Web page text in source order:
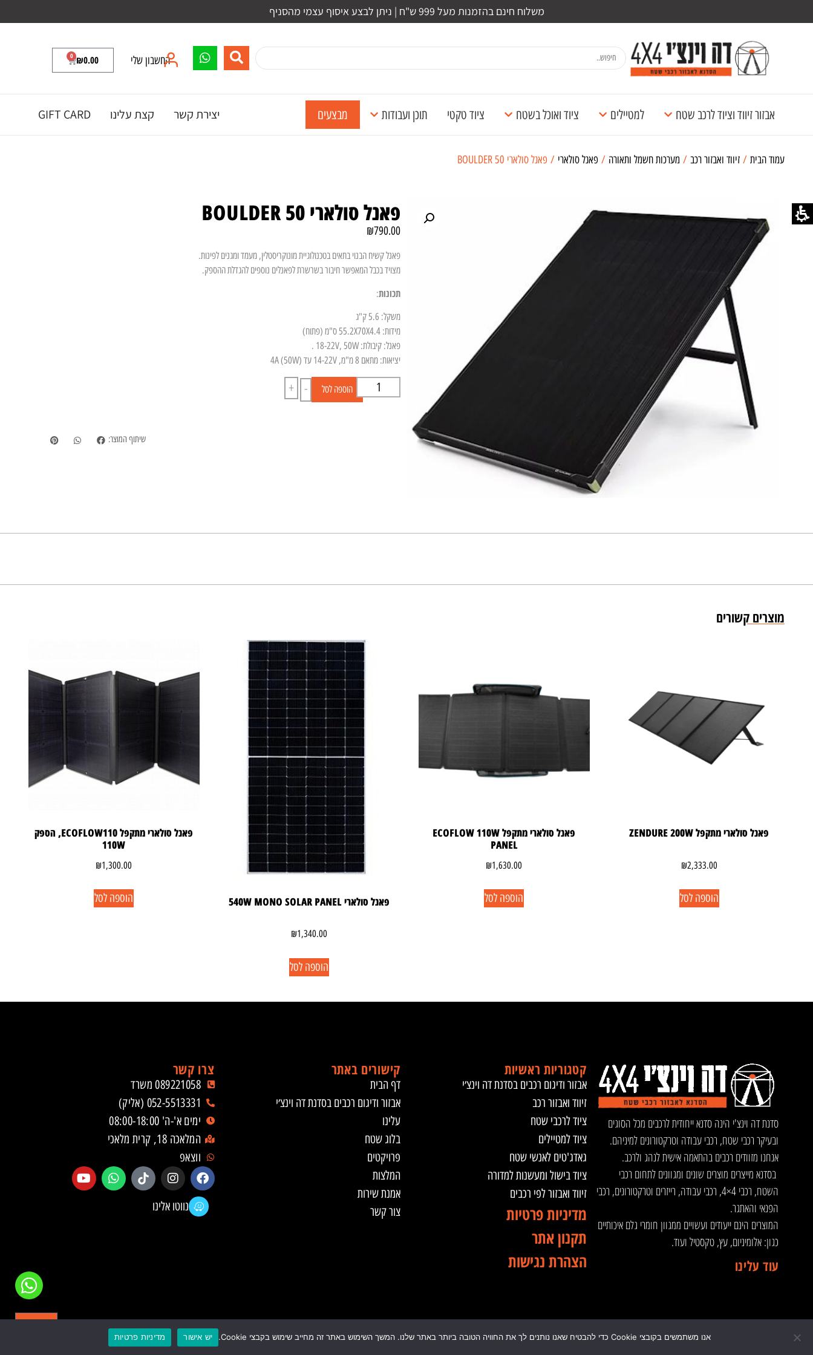
משלוח חינם בהזמנות מעל 999 ש"ח | ניתן לבצע איסוף עצמי מהסניף
החשבון שלי ₪0.00
0
אבזור זיווד וציוד לרכב שטח למטיילים ציוד ואוכל בשטח ציוד טקטי תוכן ועבודות מבצעים יצירת קשר קצת עלינו GIFT CARD
עמוד הבית / זיווד ואבזור רכב / מערכות חשמל ותאורה / פאנל סולארי / פאנל סולארי BOULDER 50
פאנל סולארי BOULDER 50
₪790.00
פאנל קשיח הבנוי בתאים בטכנולוגיית מונוקריסטלין, מעמד ומגנים לפינות.
מצויד בכבל המאפשר חיבור בשרשרת לפאנלים נוספים להגדלת ההספק.
תכונות:
משקל: 5.6 ק"ג
מידות: 55.2X70X4.4 ס"מ (פתוח)
פאנל: קיבולת: 18-22V, 50W .
יציאות: מתאם 8 מ"מ, 14-22V עד (4A (50W
-
+ הוספה לסל
שיתוף המוצר:
מוצרים קשורים
פאנל סולארי מתקפל ZENDURE 200W
₪2,333.00
הוספה לסל
פאנל סולארי מתקפל ECOFLOW 110W
PANEL
₪1,630.00
הוספה לסל פאנל סולארי 540W MONO SOLAR PANEL
₪1,340.00
הוספה לסל
פאנל סולארי מתקפל ECOFLOW110, הספק
110W
₪1,300.00
הוספה לסל
סדנת דה וינצ'י הינה סדנא ייחודית לרכבים מכל הסוגים
ובעיקר רכבי שטח, רכבי עבודה וטרקטורונים למיניהם.
אנחנו מזוודים רכבים בהתאמה אישית לנהג ולרכב.
בסדנא מייצרים מוצרים שונים ומגוונים לתחום רכבי
השטח, רכבי 4×4, רכבי עבודה, רייזרים וטרקטורונים, רכבי
הפנאי והאתגר.
המוצרים הינם ייעודים ועשויים ממגוון חומרי גלם איכותיים
כגון: אלומיניום, עץ, טקסטיל ועוד.
עוד עלינו
קטגוריות ראשיות
אבזור ודיגום רכבים בסדנת דה וינצ׳י
זיווד ואבזור רכב
ציוד לרכבי שטח
ציוד למטיילים
גאדג'טים לאנשי שטח
ציוד בישול ומעשנות למדורה
זיווד ואבזור לפי רכבים
מדיניות פרטיות
תקנון אתר
הצהרת נגישות
קישורים באתר
דף הבית
אבזור ודיגום רכבים בסדנת דה וינצ׳י
עלינו
בלוג שטח
פרויקטים
המלצות
אמנת שירות
צור קשר
צרו קשר
089221058 משרד
052-5513331 (אליק)
ימים א'-ה' 08:00-18:00
המלאכה 18, קרית מלאכי
ווצאפ
נווטו אלינו
אנו משתמשים בקובצי Cookie כדי להבטיח שאנו נותנים לך את החוויה הטובה ביותר באתר שלנו. המשך השימוש באתר זה מחייב שימוש בקבצי Cookie. יש אישור מדיניות פרטיות